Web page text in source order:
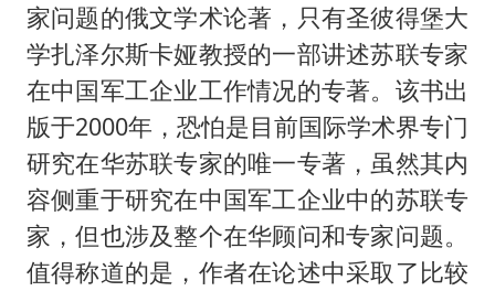
家问题的俄文学术论著，只有圣彼得堡大
学扎泽尔斯卡娅教授的一部讲述苏联专家
在中国军工企业工作情况的专著。该书出
版于2000年，恐怕是目前国际学术界专门
研究在华苏联专家的唯一专著，虽然其内
容侧重于研究在中国军工企业中的苏联专
家，但也涉及整个在华顾问和专家问题。
值得称道的是，作者在论述中采取了比较